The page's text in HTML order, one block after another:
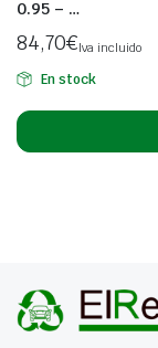
0.95 – …
84,70€Iva incluido
En stock